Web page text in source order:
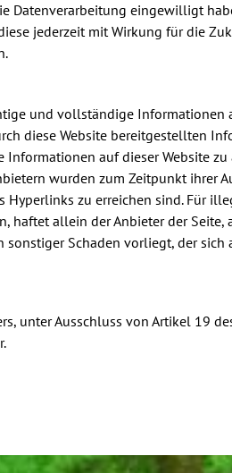
Datenverarbeitung eingewilligt
jederzeit mit Wirkung für die
und vollständige Informationen
diese Website bereitgestellten
auf dieser Website zu
wurden zum Zeitpunkt ihrer
zu erreichen sind. Für
allein der Anbieter der Seite,
Schaden vorliegt, der sich
unter Ausschluss von Artikel 19